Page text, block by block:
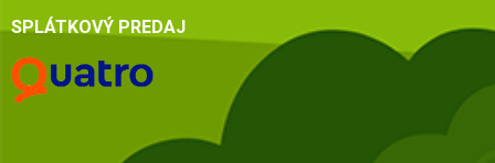
SPLÁTKOVÝ PREDAJ